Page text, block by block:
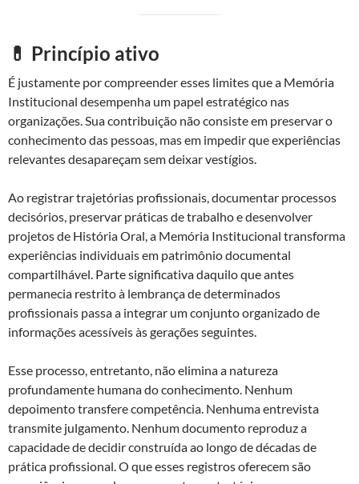
💊 Princípio ativo
É justamente por compreender esses limites que a Memória
Institucional desempenha um papel estratégico nas
organizações. Sua contribuição não consiste em preservar o
conhecimento das pessoas, mas em impedir que experiências
relevantes desapareçam sem deixar vestígios.
Ao registrar trajetórias profissionais, documentar processos
decisórios, preservar práticas de trabalho e desenvolver
projetos de História Oral, a Memória Institucional transforma
experiências individuais em patrimônio documental
compartilhável. Parte significativa daquilo que antes
permanecia restrito à lembrança de determinados
profissionais passa a integrar um conjunto organizado de
informações acessíveis às gerações seguintes.
Esse processo, entretanto, não elimina a natureza
profundamente humana do conhecimento. Nenhum
depoimento transfere competência. Nenhuma entrevista
transmite julgamento. Nenhum documento reproduz a
capacidade de decidir construída ao longo de décadas de
prática profissional. O que esses registros oferecem são